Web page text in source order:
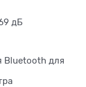
дБ
Bluetooth для